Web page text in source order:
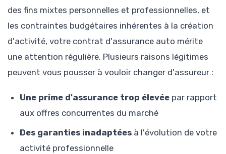
des fins mixtes personnelles et professionnelles, et
les contraintes budgétaires inhérentes à la création
d'activité, votre contrat d'assurance auto mérite
une attention régulière. Plusieurs raisons légitimes
peuvent vous pousser à vouloir changer d'assureur :
Une prime d'assurance trop élevée par rapport
aux offres concurrentes du marché
Des garanties inadaptées à l'évolution de votre
activité professionnelle